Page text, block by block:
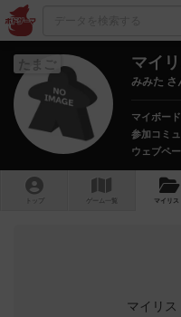
たまご マイ
みみた さ
マイボー
参加コミ
ウェブペ
トップ ゲーム一覧 マイリス
マイリス